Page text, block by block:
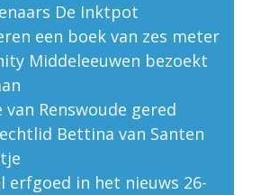
De Inktpot
een boek van zes meter
Middeleeuwen bezoekt
van Renswoude gered
Bettina van Santen
erfgoed in het nieuws 26-